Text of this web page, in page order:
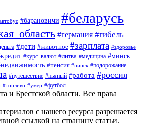
#барановичи #беларусь
#германия #гибель
#дети #животное #зарплата #здоровье
#курс_валют #литва #медицина #минск
#пенсия #пинск #подорожание
#путешествие #пьяный #работа #россия
#топливо #умер #футбол
и Брестской области. Все права
с нашего ресурса разрешается
ссылкой на страницу статьи.